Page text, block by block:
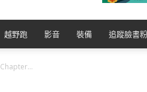
越野跑 影音 裝備 追蹤臉書